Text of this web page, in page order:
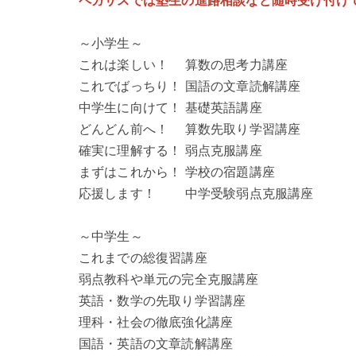
～小学生～
これは楽しい！ 算数の思考力講座
これでばっちり！ 国語の文章読解講座
中学生に向けて！ 基礎英語講座
どんどん前へ！ 算数先取り学習講座
確実に理解する！ 弱点克服講座
まずはこれから！ 学校の宿題講座
応援します！ 中学受験弱点克服講座
～中学生～
これまでの総復習講座
弱点教科や単元の完全克服講座
英語・数学の先取り学習講座
理科・社会の徹底強化講座
国語・英語の文章読解講座